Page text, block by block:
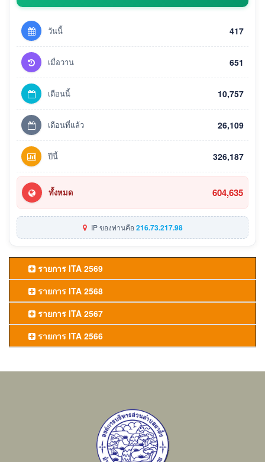
วันนี้ 417
เมื่อวาน 651
เดือนนี้ 10,757
เดือนที่แล้ว 26,109
ปีนี้ 326,187
ทั้งหมด 604,635
IP ของท่านคือ216.73.217.98
รายการ ITA 2569
รายการ ITA 2568
รายการ ITA 2567
รายการ ITA 2566